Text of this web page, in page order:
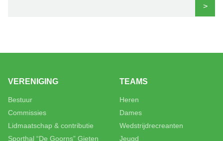
>
VERENIGING
Bestuur
Commissies
Lidmaatschap & contributie
Sporthal “De Goorns” Gieten
TEAMS
Heren
Dames
Wedstrijdrecreanten
Jeugd